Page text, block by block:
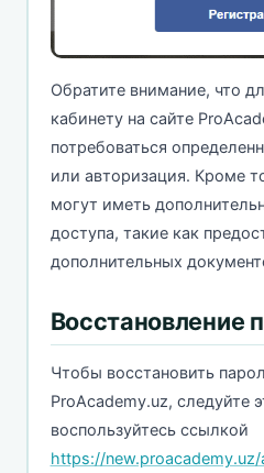
Обратите внимание, что
кабинету на сайте
потребоваться
или авторизация. Кроме
могут иметь
доступа, такие как
дополнительных
Восстановление
Чтобы восстановить
ProAcademy.uz, следуйте
воспользуйтесь ссылкой
https://